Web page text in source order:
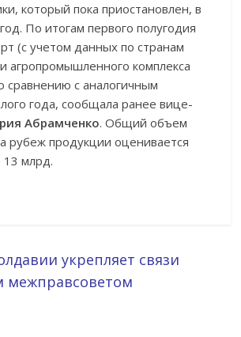
который пока приостановлен, в
По итогам первого полугодия
(с учетом данных по странам
агропромышленного комплекса
сравнению с аналогичным
года, сообщала ранее вице-
Абрамченко. Общий объем
рубеж продукции оценивается
13 млрд.
укрепляет связи
межправсоветом